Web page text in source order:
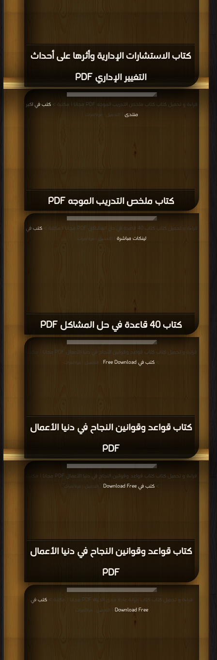
كتاب الاستشارات الإدارية وأثرها على أحداث
التغيير الإداري PDF
كتاب ملخص التدريب الموجه PDF
قراءة و تحميل كتاب كتاب ملخص التدريب الموجه PDF مجانا | مكتبة >
كتب في اكبر
منتدى
| التحميل : مرة/مرات
كتاب 40 قاعدة في حل المشاكل PDF
قراءة و تحميل كتاب كتاب 40 قاعدة في حل المشاكل PDF مجانا | مكتبة >
كتب في
لينكات مباشرة
| التحميل : مرة/مرات
كتاب قواعد وقوانين النجاح في دنيا الأعمال
PDF
قراءة و تحميل كتاب كتاب قواعد وقوانين النجاح في دنيا الأعمال PDF مجانا | مكتبة
> كتب في Free Download | التحميل : مرة/مرات
كتاب قواعد وقوانين النجاح في دنيا الأعمال
PDF
قراءة و تحميل كتاب كتاب قواعد وقوانين النجاح في دنيا الأعمال PDF مجانا | مكتبة
> كتب في Download Free | التحميل : مرة/مرات
قراءة و تحميل كتاب كتاب زنزانة عادة مدى الحياة PDF مجانا | مكتبة >
كتب في
Download Free
| التحميل : مرة/مرات